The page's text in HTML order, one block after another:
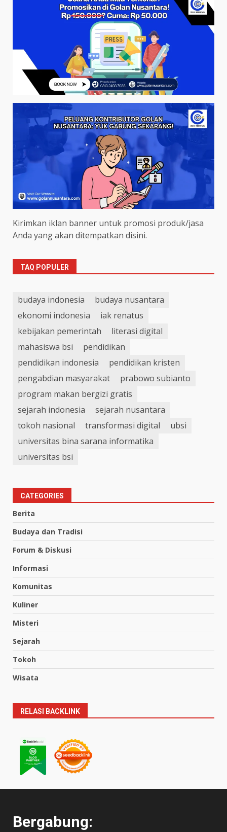
Kirimkan iklan banner untuk promosi produk/jasa
Anda yang akan ditempatkan disini.
TAQ POPULER
budaya indonesia
budaya nusantara
ekonomi indonesia
iak renatus
kebijakan pemerintah
literasi digital
mahasiswa bsi
pendidikan
pendidikan indonesia
pendidikan kristen
pengabdian masyarakat
prabowo subianto
program makan bergizi gratis
sejarah indonesia
sejarah nusantara
tokoh nasional
transformasi digital
ubsi
universitas bina sarana informatika
universitas bsi
CATEGORIES
Berita
Budaya dan Tradisi
Forum & Diskusi
Informasi
Komunitas
Kuliner
Misteri
Sejarah
Tokoh
Wisata
RELASI BACKLINK
Bergabung: